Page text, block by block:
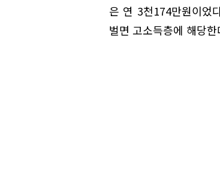
은 연 3천174만원이었
벌면 고소득층에 해당한